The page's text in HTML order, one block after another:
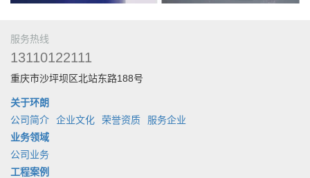
服务热线
13110122111
重庆市沙坪坝区北站东路188号
关于环朗
公司简介
企业文化 荣誉资质
服务企业
业务领域
公司业务
工程案例